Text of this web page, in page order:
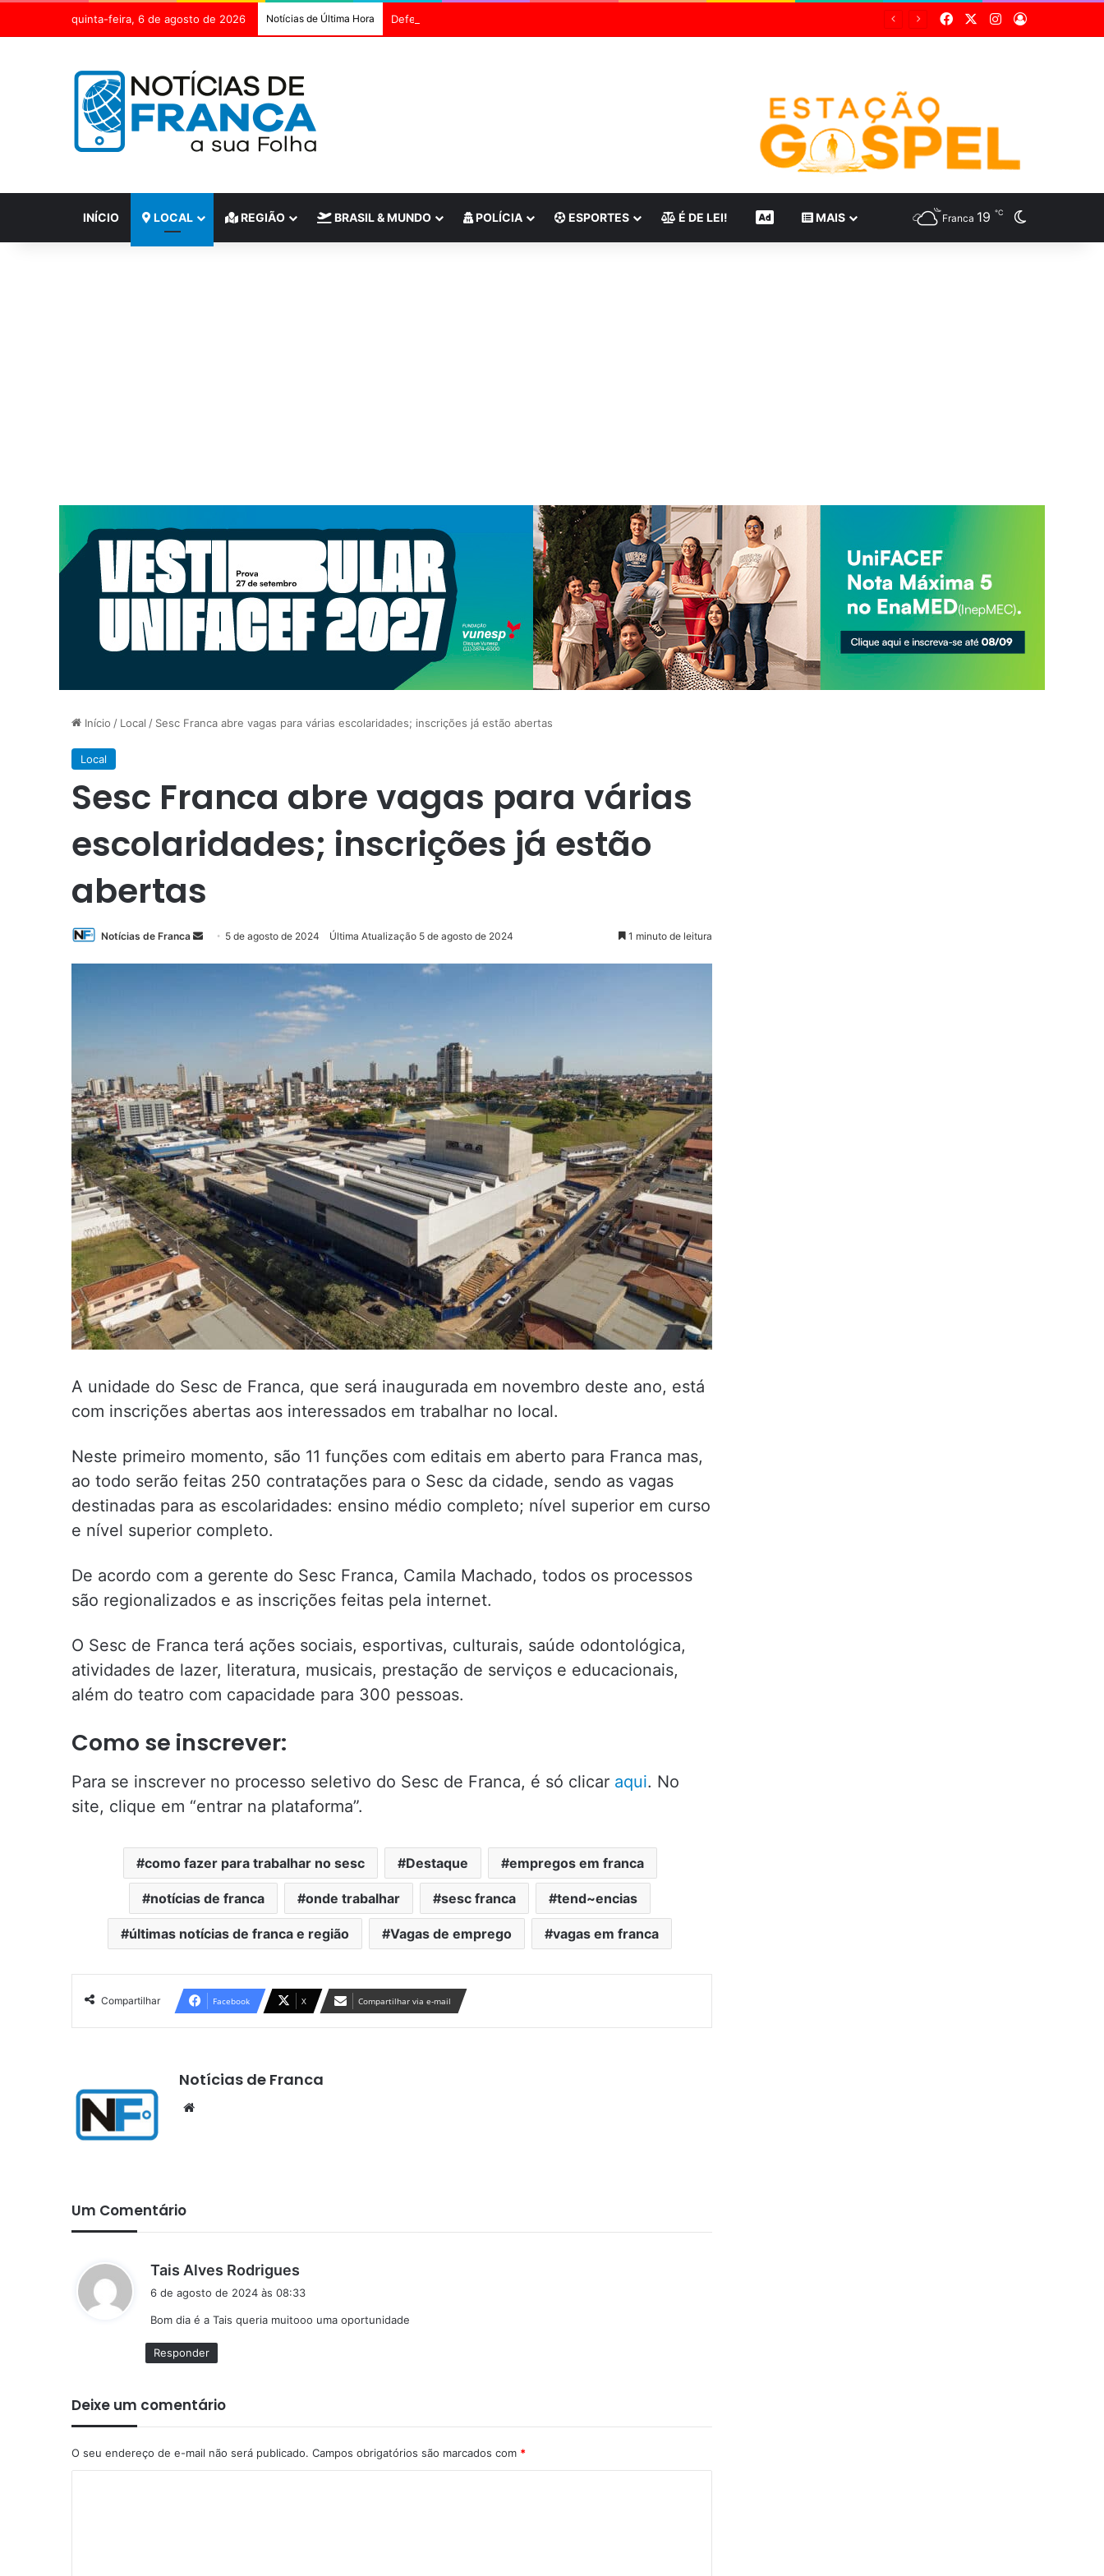
quinta-feira, 6 de agosto de 2026 Notícias de Última Hora Defesa Civil do Rio envia alerta severo para ventos fortes FacebookInstagram
Entrar
INÍCIO LOCAL REGIÃO BRASIL & MUNDO POLÍCIA ESPORTES É DE LEI! CONTEÚDO DE MARCA
MAIS Franca 19 ℃
Início / Local / Sesc Franca abre vagas para várias escolaridades; inscrições já estão abertas
Local
Sesc Franca abre vagas para várias
escolaridades; inscrições já estão
abertas
Notícias de Franca
Mande5 de agosto de 2024 Última Atualização 5 de agosto de 2024 1 minuto de leitura
A unidade do Sesc de Franca, que será inaugurada em novembro deste ano, está
com inscrições abertas aos interessados em trabalhar no local.
Neste primeiro momento, são 11 funções com editais em aberto para Franca mas,
ao todo serão feitas 250 contratações para o Sesc da cidade, sendo as vagas
destinadas para as escolaridades: ensino médio completo; nível superior em curso
e nível superior completo.
De acordo com a gerente do Sesc Franca, Camila Machado, todos os processos
são regionalizados e as inscrições feitas pela internet.
O Sesc de Franca terá ações sociais, esportivas, culturais, saúde odontológica,
atividades de lazer, literatura, musicais, prestação de serviços e educacionais,
além do teatro com capacidade para 300 pessoas.
Como se inscrever:
Para se inscrever no processo seletivo do Sesc de Franca, é só clicar aqui. No
site, clique em “entrar na plataforma”.
como fazer para trabalhar no sesc Destaque empregos em franca
notícias de franca onde trabalhar sesc franca tend~encias
últimas notícias de franca e região Vagas de emprego vagas em franca
Compartilhar Facebook X Compartilhar via e-mail
Notícias de Franca
Um Comentário
Tais Alves Rodrigues
s
6 de agosto de 2024 às 08:33
Bom dia é a Tais queria muitooo uma oportunidade
Responder
Deixe um comentário
O seu endereço de e-mail não será publicado. Campos obrigatórios são marcados com *